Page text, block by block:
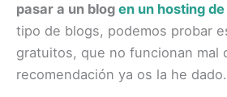
pasar a un blog en un hosting
tipo de blogs, podemos probar
gratuitos, que no funcionan mal
recomendación ya os la he dado.